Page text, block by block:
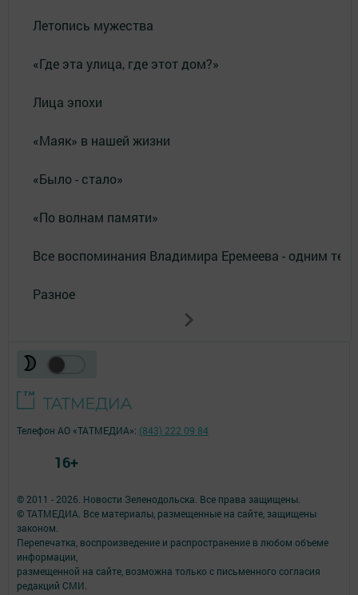
Летопись мужества
«Где эта улица, где этот дом?»
Лица эпохи
«Маяк» в нашей жизни
«Было - стало»
«По волнам памяти»
Все воспоминания Владимира Еремеева - одним
Разное
© 2011 - 2026. Новости Зеленодольска. Все права защищены.
© ТАТМЕДИА. Все материалы, размещенные на сайте, защищены
законом.
Перепечатка, воспроизведение и распространение в любом объеме
информации,
размещенной на сайте, возможна только с письменного согласия
редакций СМИ.
Телефон АО «ТАТМЕДИА»: (843) 222 09 84
16+